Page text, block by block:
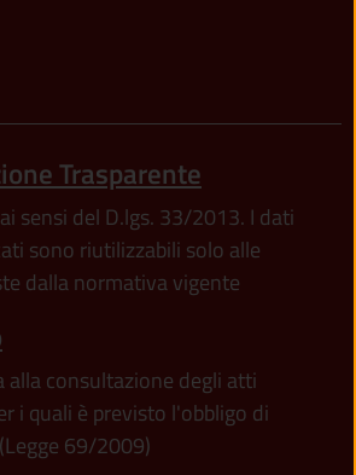
Trasparente
sensi del D.lgs. 33/2013. I dati
sono riutilizzabili solo alle
dalla normativa vigente
alla consultazione degli atti
i quali è previsto l'obbligo di
69/2009)